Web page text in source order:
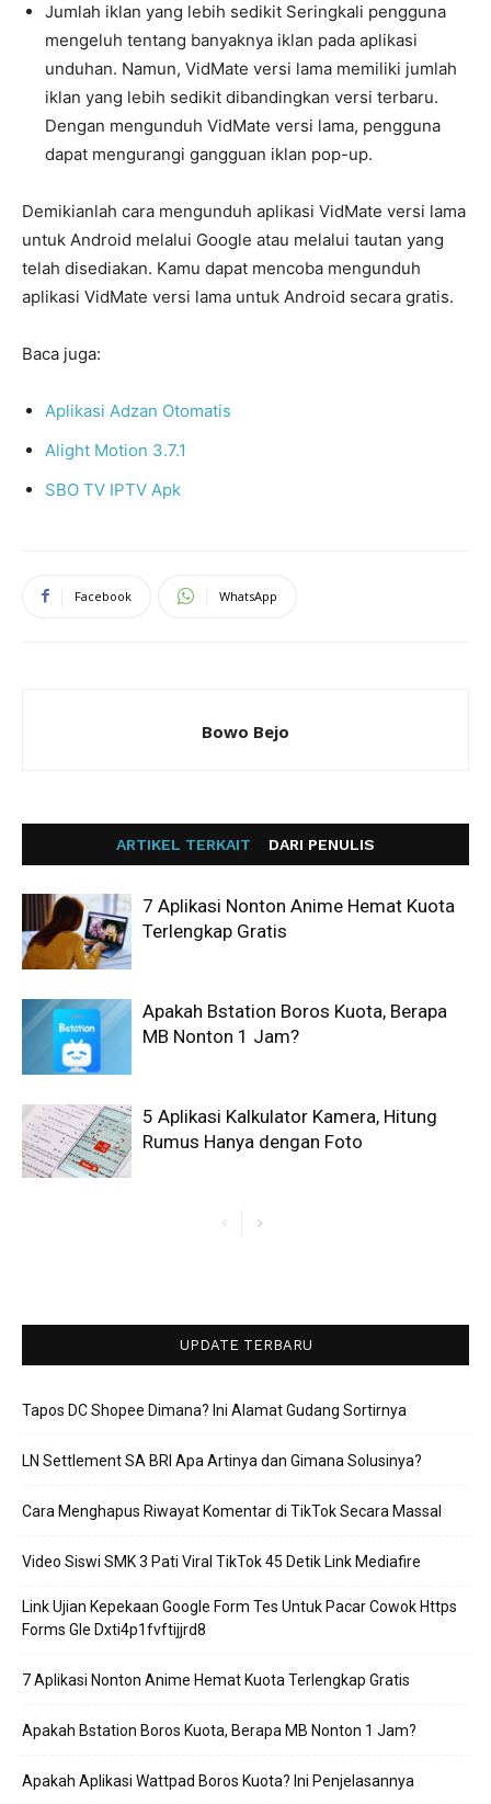
Jumlah iklan yang lebih sedikit Seringkali pengguna
mengeluh tentang banyaknya iklan pada aplikasi
unduhan. Namun, VidMate versi lama memiliki jumlah
iklan yang lebih sedikit dibandingkan versi terbaru.
Dengan mengunduh VidMate versi lama, pengguna
dapat mengurangi gangguan iklan pop-up.
Demikianlah cara mengunduh aplikasi VidMate versi lama
untuk Android melalui Google atau melalui tautan yang
telah disediakan. Kamu dapat mencoba mengunduh
aplikasi VidMate versi lama untuk Android secara gratis.
Baca juga:
Aplikasi Adzan Otomatis
Alight Motion 3.7.1
SBO TV IPTV Apk
Facebook WhatsApp
Bowo Bejo
ARTIKEL TERKAIT DARI PENULIS
7 Aplikasi Nonton Anime Hemat Kuota
Terlengkap Gratis
Apakah Bstation Boros Kuota, Berapa
MB Nonton 1 Jam?
5 Aplikasi Kalkulator Kamera, Hitung
Rumus Hanya dengan Foto
UPDATE TERBARU
Tapos DC Shopee Dimana? Ini Alamat Gudang Sortirnya
LN Settlement SA BRI Apa Artinya dan Gimana Solusinya?
Cara Menghapus Riwayat Komentar di TikTok Secara Massal
Video Siswi SMK 3 Pati Viral TikTok 45 Detik Link Mediafire
Link Ujian Kepekaan Google Form Tes Untuk Pacar Cowok Https
Forms Gle Dxti4p1fvftijjrd8
7 Aplikasi Nonton Anime Hemat Kuota Terlengkap Gratis
Apakah Bstation Boros Kuota, Berapa MB Nonton 1 Jam?
Apakah Aplikasi Wattpad Boros Kuota? Ini Penjelasannya